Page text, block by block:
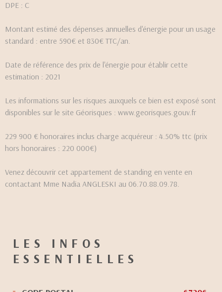
DPE : C
Montant estimé des dépenses annuelles d'énergie pour un usage
standard : entre 590€ et 830€ TTC/an.
Date de référence des prix de l'énergie pour établir cette
estimation : 2021
Les informations sur les risques auxquels ce bien est exposé sont
disponibles sur le site Géorisques : www.georisques.gouv.fr
229 900 € honoraires inclus charge acquéreur : 4.50% ttc (prix
hors honoraires : 220 000€)
Venez découvrir cet appartement de standing en vente en
contactant Mme Nadia ANGLESKI au 06.70.88.09.78.
LES INFOS
ESSENTIELLES